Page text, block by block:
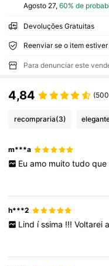
Agosto 27, 60% de
Devoluções Gratuitas
Para denunciar este
4,84
recompraria(3)
m***a
Eu amo muito tudo que
h***2
Lind íssima !!! Voltarei a